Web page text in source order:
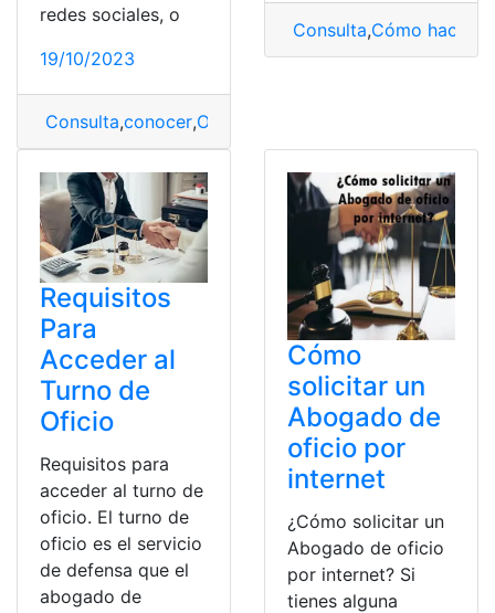
redes sociales, o
19/10/2023
Consulta,conocer,Oficio
Consulta,Cómo hacer
Requisitos
Para
Acceder al
Turno de
Oficio
Requisitos para
acceder al turno de
oficio. El turno de
oficio es el servicio
de defensa que el
abogado de
Cómo
solicitar un
Abogado de
oficio por
internet
¿Cómo solicitar un
Abogado de oficio
por internet? Si
tienes alguna